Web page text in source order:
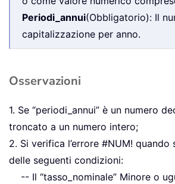
Periodi_annui(Obbligatorio): Il
capitalizzazione per anno.
Osservazioni
1. Se “periodi_annui” è un numero
troncato a un numero intero;
2. Si verifica l’errore #NUM! quando
delle seguenti condizioni:
-- Il “tasso_nominale” Minore o